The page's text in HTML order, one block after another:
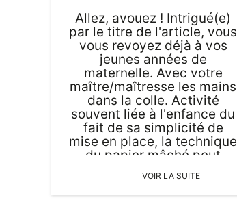
Allez, avouez ! Intrigué(e)
par le titre de l'article, vous
vous revoyez déjà à vos
jeunes années de
maternelle. Avec votre
maître/maîtresse les mains
dans la colle. Activité
souvent liée à l'enfance du
fait de sa simplicité de
mise en place, la technique
du papier mâché peut
aussi bien se faire en
famille qu'en solo. Loin
d'être désuet, une
VOIR LA SUITE